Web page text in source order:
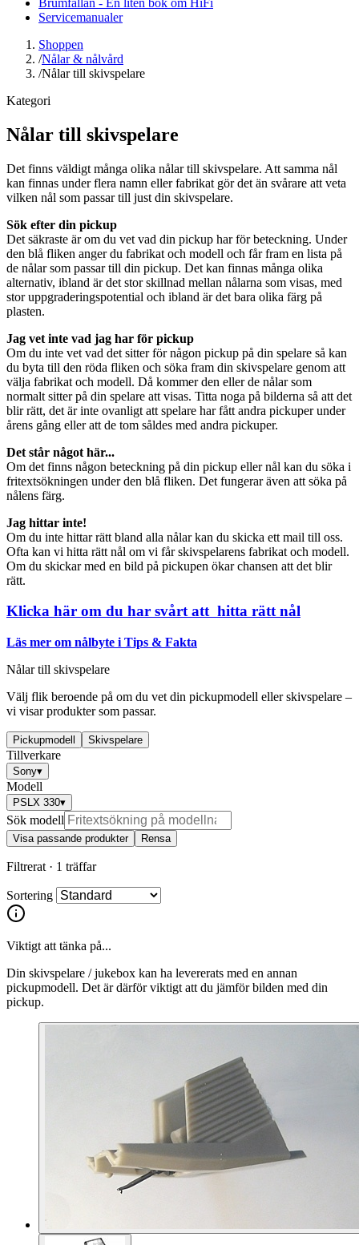
Servicemanualer
Shoppen
/Nålar & nålvård
/Nålar till skivspelare
Kategori
Nålar till skivspelare
Det finns väldigt många olika nålar till skivspelare. Att samma nål
kan finnas under flera namn eller fabrikat gör det än svårare att veta
vilken nål som passar till just din skivspelare.
Sök efter din pickup
Det säkraste är om du vet vad din pickup har för beteckning. Under
den blå fliken anger du fabrikat och modell och får fram en lista på
de nålar som passar till din pickup. Det kan finnas många olika
alternativ, ibland är det stor skillnad mellan nålarna som visas, med
stor uppgraderingspotential och ibland är det bara olika färg på
plasten.
Jag vet inte vad jag har för pickup
Om du inte vet vad det sitter för någon pickup på din spelare så kan
du byta till den röda fliken och söka fram din skivspelare genom att
välja fabrikat och modell. Då kommer den eller de nålar som
normalt sitter på din spelare att visas. Titta noga på bilderna så att det
blir rätt, det är inte ovanligt att spelare har fått andra pickuper under
årens gång eller att de tom såldes med andra pickuper.
Det står något här...
Om det finns någon beteckning på din pickup eller nål kan du söka i
fritextsökningen under den blå fliken. Det fungerar även att söka på
nålens färg.
Jag hittar inte!
Om du inte hittar rätt bland alla nålar kan du skicka ett mail till oss.
Ofta kan vi hitta rätt nål om vi får skivspelarens fabrikat och modell.
Om du skickar med en bild på pickupen ökar chansen att det blir
rätt.
Klicka här om du har svårt att hitta rätt nål
Läs mer om nålbyte i Tips & Fakta
Nålar till skivspelare
Välj flik beroende på om du vet din pickupmodell eller skivspelare –
vi visar produkter som passar.
Pickupmodell Skivspelare
Tillverkare
Sony▾
Modell
PSLX 330▾
Sök modell
Visa passande produkter Rensa
Filtrerat · 1 träffar
Sortering
Viktigt att tänka på...
Din skivspelare / jukebox kan ha levererats med en annan
pickupmodell. Det är därför viktigt att du jämför bilden med din
pickup.